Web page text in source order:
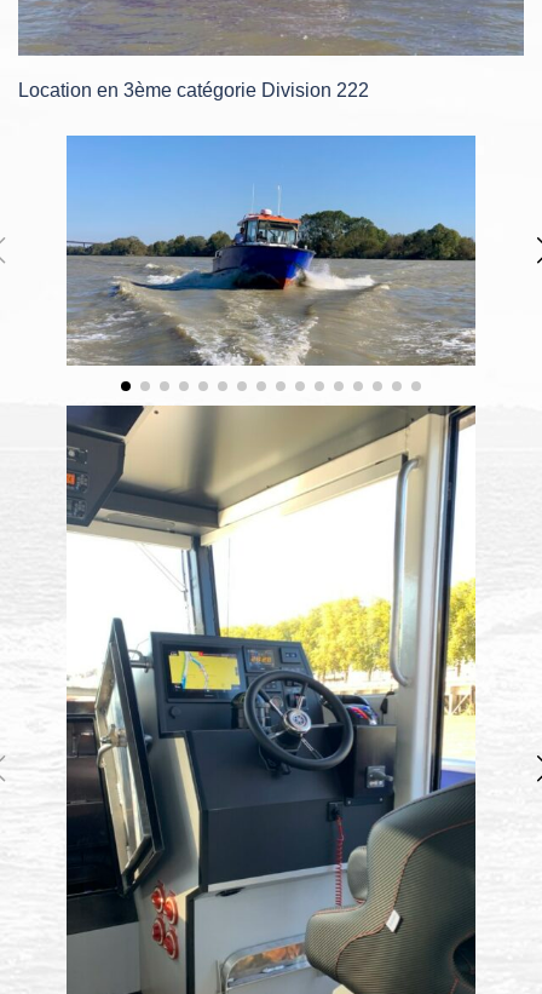
Location en 3ème catégorie Division 222